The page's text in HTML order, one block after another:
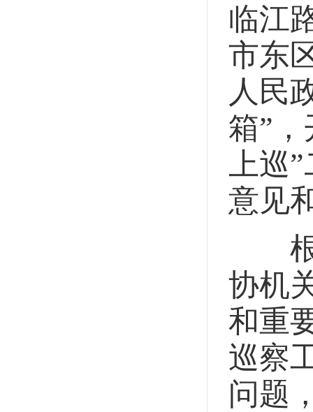
临江
市东
人民
箱”，
上巡
意见
根
协机
和重
巡察
问题